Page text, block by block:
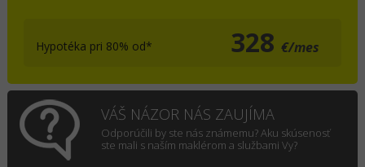
Hypotéka pri 80% od* 328€/mes
VÁŠ NÁZOR NÁS ZAUJÍMA
Odporúčili by ste nás známemu? Aku skúsenosť
ste mali s naším maklérom a službami Vy?